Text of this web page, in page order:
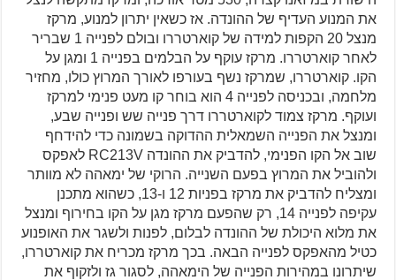
את המנוע העדיף של ההונדה. אז כשאין יתרון למנוע, מרקז
מנצל 20 הקפות למידה של קוארטררו ובולם לפנייה 1 שבריר
לאחר קוארטררו. מרקז עוקף על הבלמים בפנייה 1 ומגן על
הקו. קוארטררו, שמרקז נשף בעורפו לאורך המרוץ כולו, מחזיר
מלחמה, ובכניסה לפנייה 4 הוא בוחר קו מעט פנימי למרקז
ועוקף. מרקז צמוד לקוארטררו דרך פנייה שש ופנייה שבע,
ומנצל את הפנייה השמאלית ההדוקה בשמונה כדי להידחף
שוב אל הקו הפנימי, להדביק את ההונדה RC213V לאפקס
ולהוביל את המרוץ בפעם השנייה. הרוקי של ימאהה לא מוותר
ומצליח להדביק את מרקז בפניות 12 ו-13, כשהוא מתכנן
עקיפה לפנייה 14, רק שהפעם מרקז מגן על הקו בחירוף ומנצל
את מלוא היכולת של ההונדה לבלום, לפנות ולשגר את האופנוע
כטיל מהאפקס לפנייה הבאה. בכך מרקז מכריח את קוארטררו,
שיתרונו במהירות הפנייה של הימאהה, לסגור גז ולזקוף את